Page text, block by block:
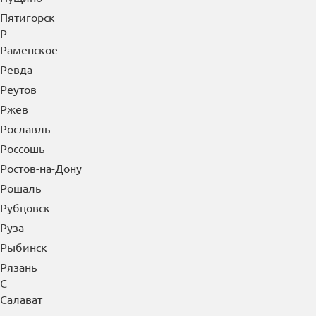
Пущино
Пятигорск
Р
Раменское
Ревда
Реутов
Ржев
Рославль
Россошь
Ростов-на-Дону
Рошаль
Рубцовск
Руза
Рыбинск
Рязань
С